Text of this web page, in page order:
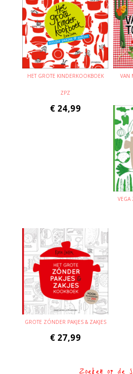
HET GROTE KINDERKOOKBOEK
ZPZ
€ 24,99
VAN
VEGA
GROTE ZÓNDER PAKJES & ZAKJES
€ 27,99